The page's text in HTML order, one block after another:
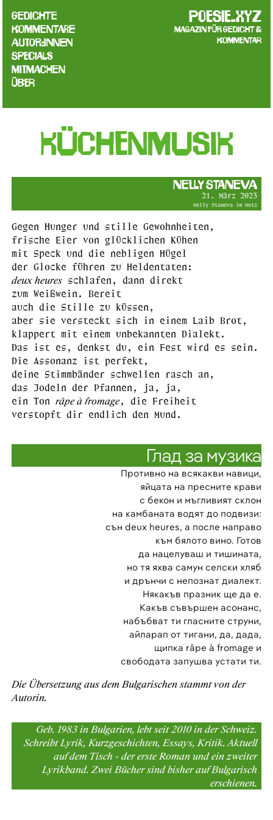
poesie.xyz
Magazin für Gedicht &
Kommentar
Gedichte
Kommentare
Autor:innen
Specials
Mitmachen
Über
Küchenmusik
Nelly Staneva
21. März 2023
Nelly Staneva im Netz
Gegen Hunger und stille Gewohnheiten,
frische Eier von glücklichen Kühen
mit Speck und die nebligen Hügel
der Glocke führen zu Heldentaten:
deux heuresschlafen, dann direkt
zum Weißwein. Bereit
auch die Stille zu küssen,
aber sie versteckt sich in einem Laib Brot,
klappert mit einem unbekannten Dialekt.
Das ist es, denkst du, ein Fest wird es sein.
Die Assonanz ist perfekt,
deine Stimmbänder schwellen rasch an,
das Jodeln der Pfannen, ja, ja,
ein Ton râpe à fromage, die Freiheit
verstopft dir endlich den Mund.
Глад за музика
Противно на всякакви навици,
яйцата на пресните крави
с бекон и мъгливият склон
на камбаната водят до подвизи:
сън deux heures, а после направо
към бялото вино. Готов
да нацелуваш и тишината,
но тя яхва самун селски хляб
и дрънчи с непознат диалект.
Някакъв празник ще да е.
Какъв съвършен асонанс,
набъбват ти гласните струни,
айларап от тигани, да, дада,
щипка râpe à fromage и
свободата запушва устати ти.
Die Übersetzung aus dem Bulgarischen stammt von der
Autorin.
Geb. 1983 in Bulgarien, lebt seit 2010 in der Schweiz.
Schreibt Lyrik, Kurzgeschichten, Essays, Kritik. Aktuell
auf dem Tisch - der erste Roman und ein zweiter
Lyrikband. Zwei Bücher sind bisher auf Bulgarisch
erschienen.